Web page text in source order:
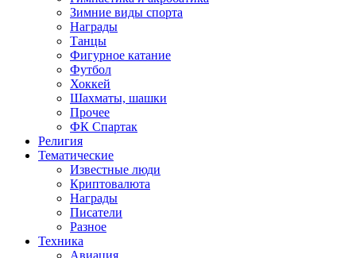
Зимние виды спорта
Награды
Танцы
Фигурное катание
Футбол
Хоккей
Шахматы, шашки
Прочее
ФК Спартак
Религия
Тематические
Известные люди
Криптовалюта
Награды
Писатели
Разное
Техника
Авиация